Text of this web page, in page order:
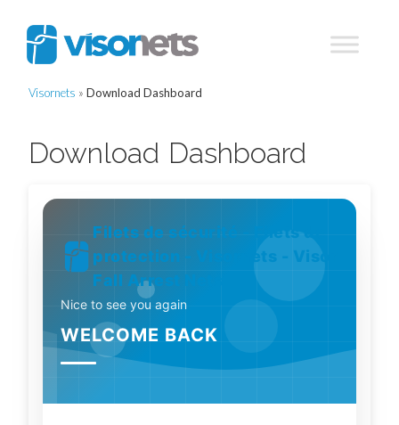
Visornets » Download Dashboard
Download Dashboard
Filets de sécurité - Filets de
protection - Visornets - Visor
Fall Arrest Nets
Nice to see you again
WELCOME BACK